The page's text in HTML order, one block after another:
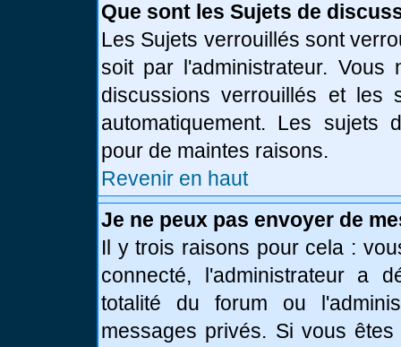
Que sont les Sujets de
Les Sujets verrouillés sont
soit par l'administrateur.
discussions verrouillés et les
automatiquement. Les sujets
pour de maintes raisons.
Revenir en haut
Je ne peux pas envoyer de
Il y trois raisons pour cela :
connecté, l'administrateur a
totalité du forum ou
messages privés. Si vous